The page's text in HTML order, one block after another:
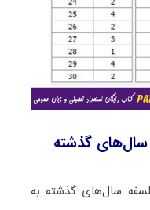
سال‌های گذشته
سال‌های گذشته به